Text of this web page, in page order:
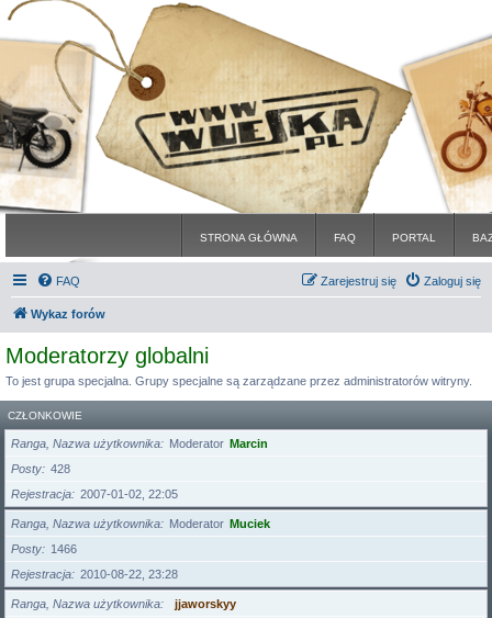
STRONA GŁÓWNA FAQ PORTAL
FAQ Zaloguj się
Zarejestruj się
Wykaz forów
Moderatorzy globalni
To jest grupa specjalna. Grupy specjalne są zarządzane przez administratorów witryny.
CZŁONKOWIE
Ranga, Nazwa użytkownika Moderator Marcin
Posty
428
Rejestracja
2007-01-02, 22:05
Ranga, Nazwa użytkownika Moderator Muciek
Posty
1466
Rejestracja
2010-08-22, 23:28
Ranga, Nazwa użytkownika
jjaworskyy